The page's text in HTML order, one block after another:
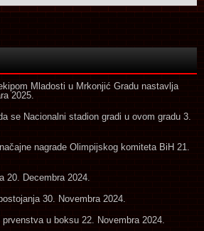
Mladosti u Mrkonjić Gradu nastavlja
2025.
se Nacionalni stadion gradi u ovom gradu 3.
nagrade Olimpijskog komiteta BiH 21.
20. Decembra 2024.
30. Novembra 2024.
u boksu 22. Novembra 2024.